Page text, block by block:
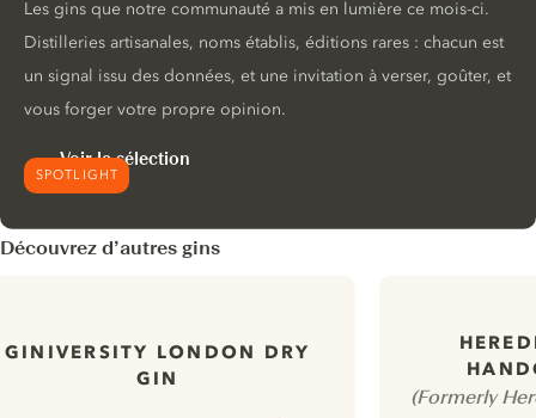
SPOTLIGHT
Les gins que notre communauté a mis en lumière ce mois-ci.
Distilleries artisanales, noms établis, éditions rares : chacun est
un signal issu des données, et une invitation à verser, goûter, et
vous forger votre propre opinion.
Voir la sélection
Découvrez d’autres gins
GINIVERSITY LONDON DRY
GIN
(Formerly